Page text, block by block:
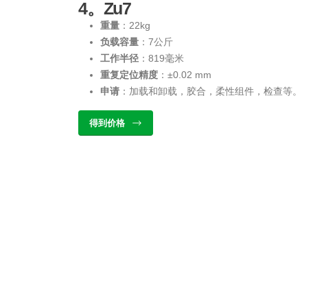
4。Zu7
重量 ：22kg
负载容量 ：7公斤
工作半径 ：819毫米
重复定位精度 ：±0.02 mm
申请 ：加载和卸载，胶合，柔性组件，检查等。
得到价格